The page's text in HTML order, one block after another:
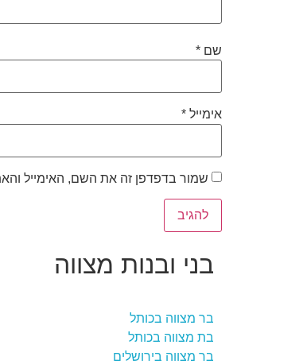
שם *
אימייל *
שמור בדפדפן זה את השם, האימייל
בני ובנות מצווה
בר מצווה בכותל
בת מצווה בכותל
בר מצווה בירושלים